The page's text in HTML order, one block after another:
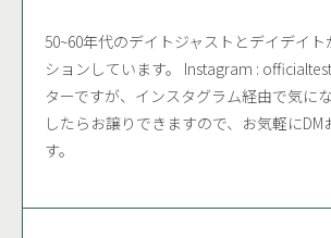
50~60年代のデイトジャストとデイデイ
ションしています。 Instagram :
ターですが、インスタグラム経由で気に
したらお譲りできますので、お気軽にDM
す。
PANERAI PATEK PHILIPPE
SWATCH TAGHEUER TISSOT